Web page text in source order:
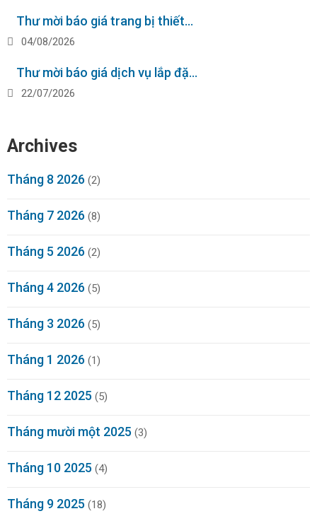
Thư mời báo giá trang bị thiết…
04/08/2026
Thư mời báo giá dịch vụ lắp đặ…
22/07/2026
Archives
Tháng 8 2026 (2)
Tháng 7 2026 (8)
Tháng 5 2026 (2)
Tháng 4 2026 (5)
Tháng 3 2026 (5)
Tháng 1 2026 (1)
Tháng 12 2025 (5)
Tháng mười một 2025 (3)
Tháng 10 2025 (4)
Tháng 9 2025 (18)